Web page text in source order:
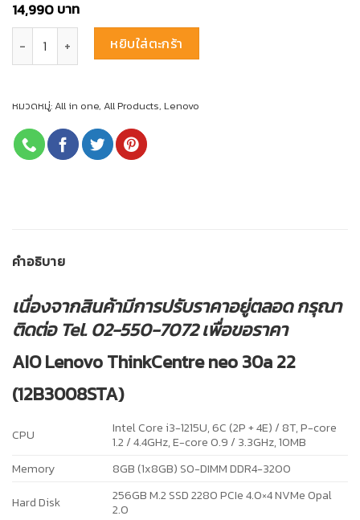
14,990บาท
จำนวน AIO Lenovo ThinkCentre neo 30a 22 (12B3008STA) ชิ้น
หยิบใส่ตะกร้า
หมวดหมู่:All in one, All Products, Lenovo
คำอธิบาย
เนื่องจากสินค้ามีการปรับราคาอยู่ตลอด กรุณา
ติดต่อ Tel. 02-550-7072 เพื่อขอราคา
AIO Lenovo ThinkCentre neo 30a 22
(12B3008STA)
CPU
Intel Core i3-1215U, 6C (2P + 4E) / 8T, P-core
1.2 / 4.4GHz, E-core 0.9 / 3.3GHz, 10MB
Memory
8GB (1x8GB) SO-DIMM DDR4-3200
Hard Disk
256GB M.2 SSD 2280 PCIe 4.0×4 NVMe Opal
2.0